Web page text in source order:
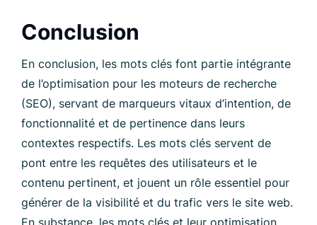
Conclusion
En conclusion, les mots clés font partie intégrante
de l’optimisation pour les moteurs de recherche
(SEO), servant de marqueurs vitaux d’intention, de
fonctionnalité et de pertinence dans leurs
contextes respectifs. Les mots clés servent de
pont entre les requêtes des utilisateurs et le
contenu pertinent, et jouent un rôle essentiel pour
générer de la visibilité et du trafic vers le site web.
En substance, les mots clés et leur optimisation